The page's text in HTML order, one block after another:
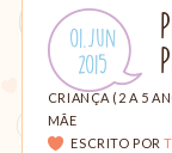
Publicado
em:
01.Jun
.
2015
CATEGORIAS:
CRIANÇA (2 A 5
MÃE
ESCRITO POR